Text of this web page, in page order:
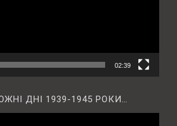
02:39
ДНІ 1939-1945 РОКИ…